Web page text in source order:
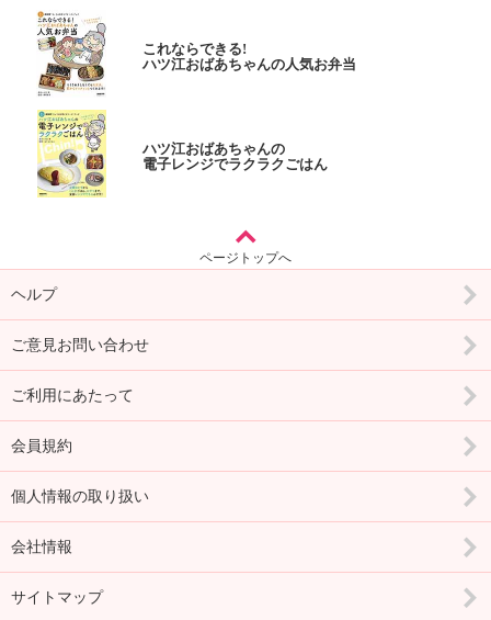
これならできる!
ハツ江おばあちゃんの人気お弁当
ハツ江おばあちゃんの
電子レンジでラクラクごはん
ページトップへ
ヘルプ
ご意見お問い合わせ
ご利用にあたって
会員規約
個人情報の取り扱い
会社情報
サイトマップ